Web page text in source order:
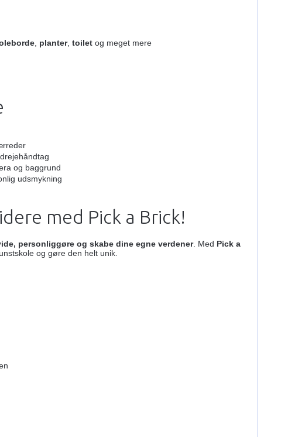
, planter, toiletog meget mere
og baggrund
udsmykning
med Pick a Brick!
personliggøre og skabe dine egne verdener. Med Pick a
og gøre den helt unik.